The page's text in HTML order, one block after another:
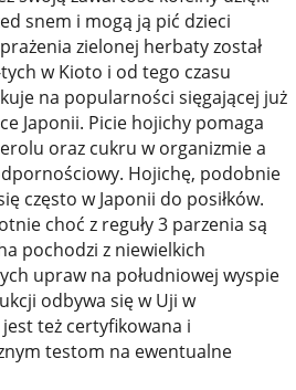
snem i mogą ją pić dzieci
zielonej herbaty został
w Kioto i od tego czasu
na popularności sięgającej już
Japonii. Picie hojichy pomaga
oraz cukru w organizmie a
Hojichę, podobnie
często w Japonii do posiłków.
choć z reguły 3 parzenia są
pochodzi z niewielkich
upraw na południowej wyspie
odbywa się w Uji w
też certyfikowana i
testom na ewentualne